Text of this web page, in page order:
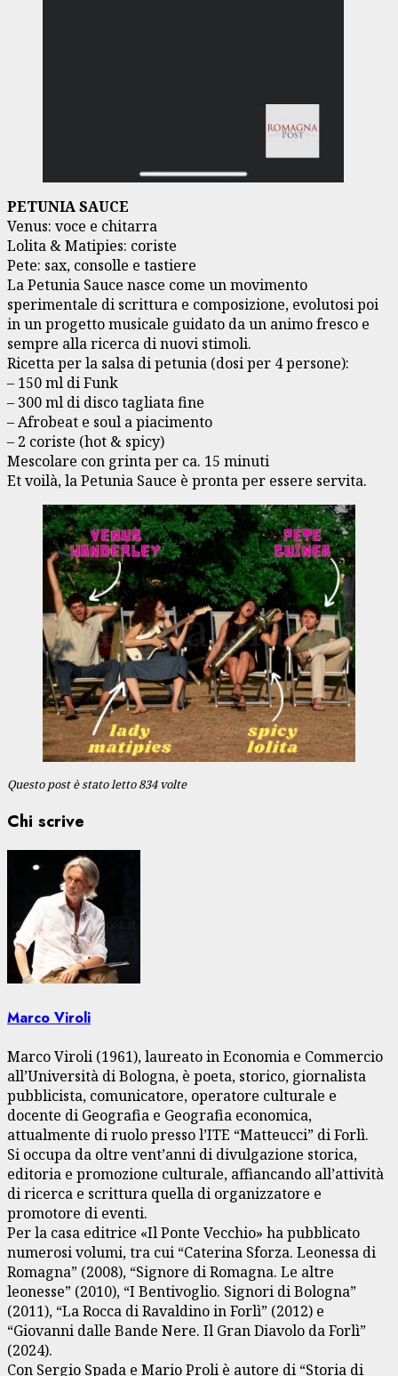
PETUNIA SAUCE
Venus: voce e chitarra
Lolita & Matipies: coriste
Pete: sax, consolle e tastiere
La Petunia Sauce nasce come un movimento
sperimentale di scrittura e composizione, evolutosi poi
in un progetto musicale guidato da un animo fresco e
sempre alla ricerca di nuovi stimoli.
Ricetta per la salsa di petunia (dosi per 4 persone):
– 150 ml di Funk
– 300 ml di disco tagliata fine
– Afrobeat e soul a piacimento
– 2 coriste (hot & spicy)
Mescolare con grinta per ca. 15 minuti
Et voilà, la Petunia Sauce è pronta per essere servita.
Questo post è stato letto 834 volte
Chi scrive
Marco Viroli
Marco Viroli (1961), laureato in Economia e Commercio
all’Università di Bologna, è poeta, storico, giornalista
pubblicista, comunicatore, operatore culturale e
docente di Geografia e Geografia economica,
attualmente di ruolo presso l’ITE “Matteucci” di Forlì.
Si occupa da oltre vent’anni di divulgazione storica,
editoria e promozione culturale, affiancando all’attività
di ricerca e scrittura quella di organizzatore e
promotore di eventi.
Per la casa editrice «Il Ponte Vecchio» ha pubblicato
numerosi volumi, tra cui “Caterina Sforza. Leonessa di
Romagna” (2008), “Signore di Romagna. Le altre
leonesse” (2010), “I Bentivoglio. Signori di Bologna”
(2011), “La Rocca di Ravaldino in Forlì” (2012) e
“Giovanni dalle Bande Nere. Il Gran Diavolo da Forlì”
(2024).
Con Sergio Spada e Mario Proli è autore di “Storia di